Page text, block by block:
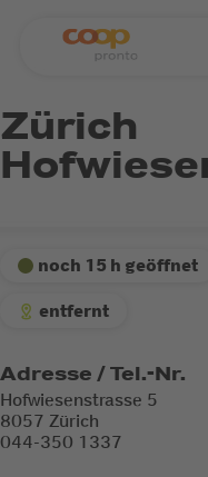
noch 15 h geöffnet
Zürich
entfernt
Adresse / Tel.-Nr.
Hofwiesenstrasse 5
8057 Zürich
044-350 1337